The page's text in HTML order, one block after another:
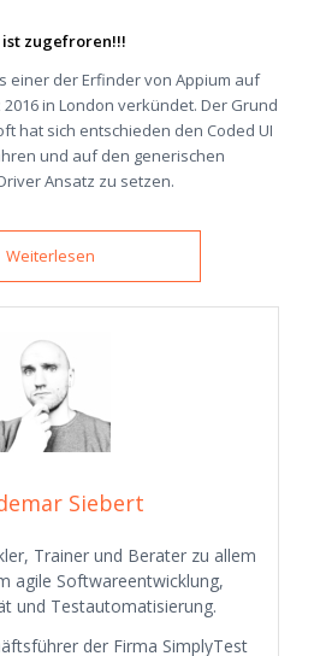
zugefroren!!!
einer der Erfinder von Appium auf
in London verkündet. Der Grund
hat sich entschieden den Coded UI
und auf den generischen
Ansatz zu setzen.
Weiterlesen
Siebert
Trainer und Berater zu allem
agile Softwareentwicklung,
und Testautomatisierung.
der Firma SimplyTest